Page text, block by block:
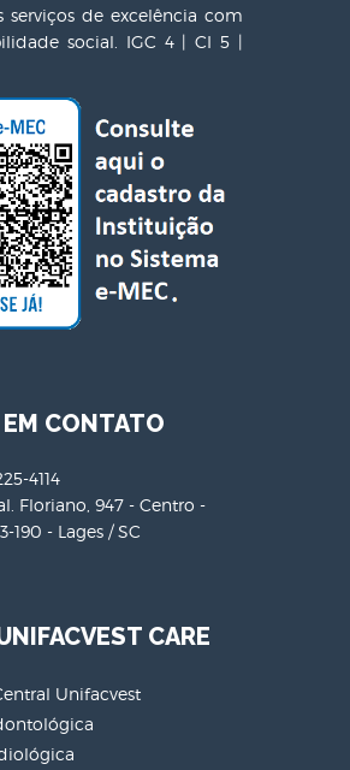
serviços de excelência com
social. IGC 4 | CI 5 |
CONTATO
4114
Floriano, 947 - Centro -
190 - Lages / SC
CARE
Unifacvest